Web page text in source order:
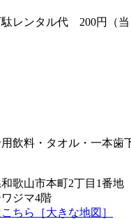
レンタル代 200円（当
飲料・タオル・一本歯
歌山市本町2丁目1番地
ジマ4階
ちら［大きな地図］